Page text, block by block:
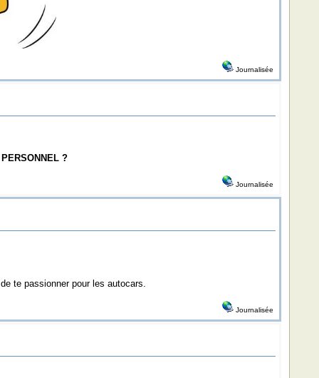
Journalisée
?
Journalisée
te passionner pour les autocars.
Journalisée